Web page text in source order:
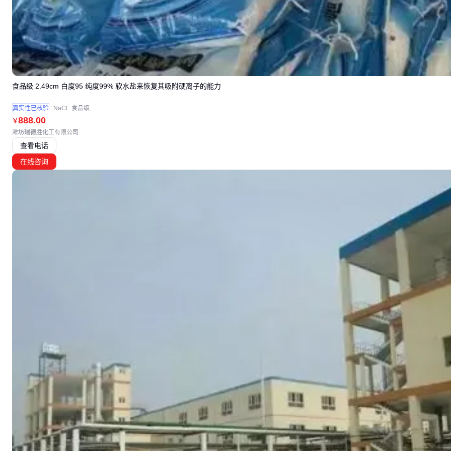
￥888.00
食品级 2.49cm 白度95 纯度99% 软水盐来恢复其吸附硬离子的能力
真实性已核验 NaCl 食品级
潍坊瑞德胜化工有限公司
查看电话
在线咨询